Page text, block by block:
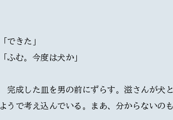
「できた」
「ふむ。今度は犬か」
完成した皿を男の前にずらす。滋さんが犬
ようで考え込んでいる。まあ、分からないの